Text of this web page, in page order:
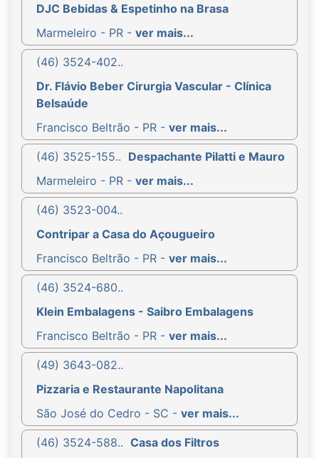
DJC Bebidas & Espetinho na Brasa
Marmeleiro - PR - ver mais...
(46) 3524-402..
Dr. Flávio Beber Cirurgia Vascular - Clínica
Belsaúde
Francisco Beltrão - PR - ver mais...
(46) 3525-155.. Despachante Pilatti e Mauro
Marmeleiro - PR - ver mais...
(46) 3523-004..
Contripar a Casa do Açougueiro
Francisco Beltrão - PR - ver mais...
(46) 3524-680..
Klein Embalagens - Saibro Embalagens
Francisco Beltrão - PR - ver mais...
(49) 3643-082..
Pizzaria e Restaurante Napolitana
São José do Cedro - SC - ver mais...
(46) 3524-588.. Casa dos Filtros